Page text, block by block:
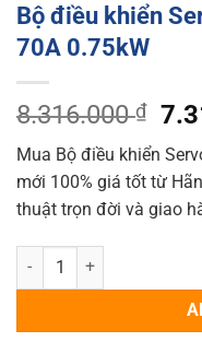
Bộ điều khiển
70A 0.75kW
8.316.000₫
Mua Bộ điều khiển
mới 100% giá tốt từ
thuật trọn đời và giao
Bộ điều khiển Servo